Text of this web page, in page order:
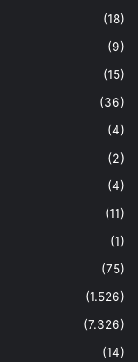
(18)
(9)
(15)
(36)
(4)
(2)
(4)
(11)
(1)
(75)
(1.526)
(7.326)
(14)